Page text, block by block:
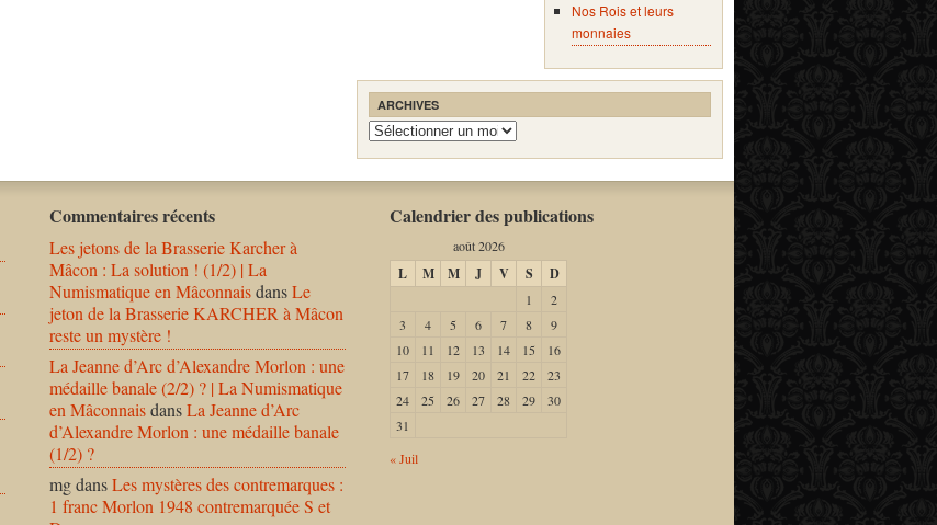
Nos Rois et leurs
monnaies
ARCHIVES
Archives
Commentaires récents
Les jetons de la Brasserie Karcher à
Mâcon : La solution ! (1/2) | La
Numismatique en MâconnaisdansLe
jeton de la Brasserie KARCHER à Mâcon
reste un mystère !
La Jeanne d’Arc d’Alexandre Morlon : une
médaille banale (2/2) ? | La Numismatique
en MâconnaisdansLa Jeanne d’Arc
d’Alexandre Morlon : une médaille banale
(1/2) ?
mgdansLes mystères des contremarques :
1 franc Morlon 1948 contremarquée S et
Calendrier des publications
août 2026
L M M J V S D
1
2
3
4 5 6 7 8
9
10
11 12 13 14 15
16
17
18 19 20 21 22
23
24
25 26 27 28 29
30
31
« Juil